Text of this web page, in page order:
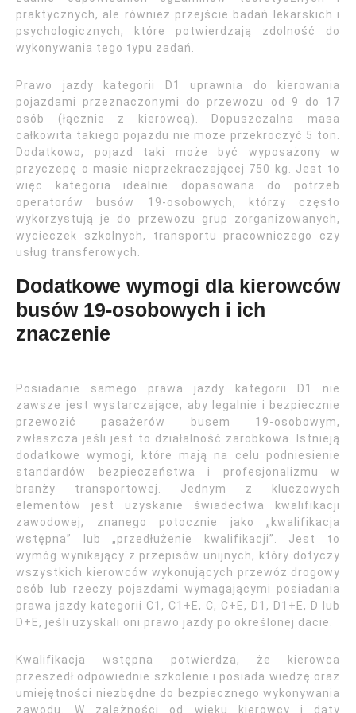
praktycznych, ale również przejście badań lekarskich i
psychologicznych, które potwierdzają zdolność do
wykonywania tego typu zadań.
Prawo jazdy kategorii D1 uprawnia do kierowania
pojazdami przeznaczonymi do przewozu od 9 do 17
osób (łącznie z kierowcą). Dopuszczalna masa
całkowita takiego pojazdu nie może przekroczyć 5 ton.
Dodatkowo, pojazd taki może być wyposażony w
przyczepę o masie nieprzekraczającej 750 kg. Jest to
więc kategoria idealnie dopasowana do potrzeb
operatorów busów 19-osobowych, którzy często
wykorzystują je do przewozu grup zorganizowanych,
wycieczek szkolnych, transportu pracowniczego czy
usług transferowych.
Dodatkowe wymogi dla kierowców
busów 19-osobowych i ich
znaczenie
Posiadanie samego prawa jazdy kategorii D1 nie
zawsze jest wystarczające, aby legalnie i bezpiecznie
przewozić pasażerów busem 19-osobowym,
zwłaszcza jeśli jest to działalność zarobkowa. Istnieją
dodatkowe wymogi, które mają na celu podniesienie
standardów bezpieczeństwa i profesjonalizmu w
branży transportowej. Jednym z kluczowych
elementów jest uzyskanie świadectwa kwalifikacji
zawodowej, znanego potocznie jako „kwalifikacja
wstępna” lub „przedłużenie kwalifikacji”. Jest to
wymóg wynikający z przepisów unijnych, który dotyczy
wszystkich kierowców wykonujących przewóz drogowy
osób lub rzeczy pojazdami wymagającymi posiadania
prawa jazdy kategorii C1, C1+E, C, C+E, D1, D1+E, D lub
D+E, jeśli uzyskali oni prawo jazdy po określonej dacie.
Kwalifikacja wstępna potwierdza, że kierowca
przeszedł odpowiednie szkolenie i posiada wiedzę oraz
umiejętności niezbędne do bezpiecznego wykonywania
zawodu. W zależności od wieku kierowcy i daty